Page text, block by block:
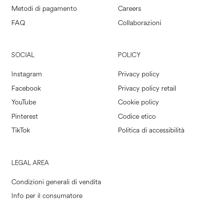
Metodi di pagamento
FAQ
Careers
Collaborazioni
SOCIAL
Instagram
Facebook
YouTube
Pinterest
TikTok
POLICY
Privacy policy
Privacy policy retail
Cookie policy
Codice etico
Politica di accessibilità
LEGAL AREA
Condizioni generali di vendita
Info per il consumatore